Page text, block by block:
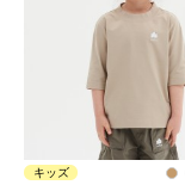
キッズ